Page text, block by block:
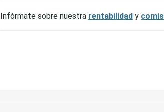
Infórmate sobre nuestra rentabilidad y